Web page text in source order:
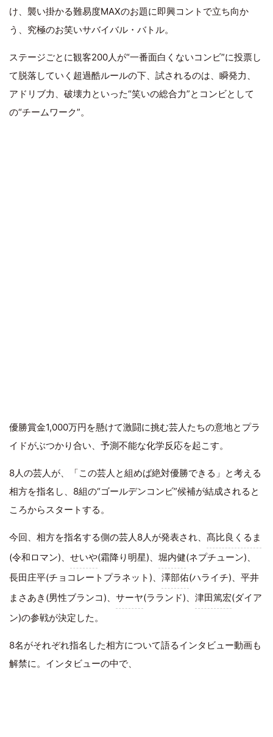
け、襲い掛かる難易度MAXのお題に即興コントで立ち向か
う、究極のお笑いサバイバル・バトル。
ステージごとに観客200人が“一番面白くないコンビ”に投票し
て脱落していく超過酷ルールの下、試されるのは、瞬発力、
アドリブ力、破壊力といった“笑いの総合力”とコンビとして
の“チームワーク”。
優勝賞金1,000万円を懸けて激闘に挑む芸人たちの意地とプラ
イドがぶつかり合い、予測不能な化学反応を起こす。
8人の芸人が、「この芸人と組めば絶対優勝できる」と考える
相方を指名し、8組の“ゴールデンコンビ”候補が結成されると
ころからスタートする。
今回、相方を指名する側の芸人8人が発表され、 髙比良くるま
(令和ロマン)、 せいや(霜降り明星)、 堀内健(ネプチューン)、
長田庄平(チョコレートプラネット)、 澤部佑(ハライチ)、平井
まさあき(男性ブランコ)、 サーヤ(ラランド)、 津田篤宏(ダイア
ン)の参戦が決定した。
8名がそれぞれ指名した相方について語るインタビュー動画も
解禁に。インタビューの中で、